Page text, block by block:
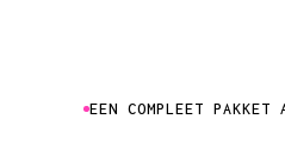
EEN COMPLEET PAKKET